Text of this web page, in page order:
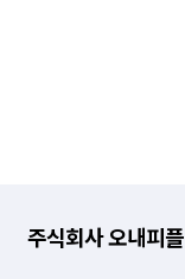
주식회사 오내피플